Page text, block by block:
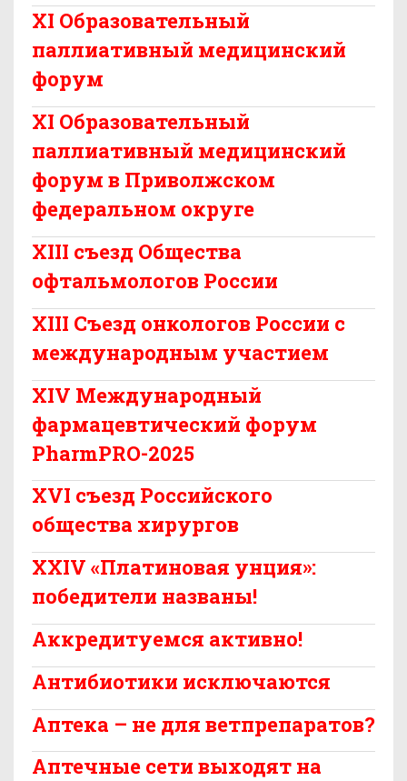
XI Образовательный
паллиативный медицинский
форум
XI Образовательный
паллиативный медицинский
форум в Приволжском
федеральном округе
XIII съезд Общества
офтальмологов России
XIII Съезд онкологов России с
международным участием
XIV Международный
фармацевтический форум
PharmPRO-2025
XVI съезд Российского
общества хирургов
XXIV «Платиновая унция»:
победители названы!
Аккредитуемся активно!
Антибиотики исключаются
Аптека – не для ветпрепаратов?
Аптечные сети выходят на